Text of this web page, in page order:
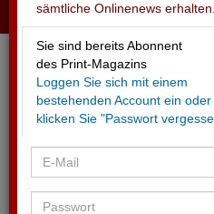
sämtliche Onlinenews erhalten.
Sie sind bereits Abonnent
des Print-Magazins
Loggen Sie sich mit einem
bestehenden Account ein oder
klicken Sie "Passwort
01.06.2026 - NATIONAL
Erfolgreich beendet